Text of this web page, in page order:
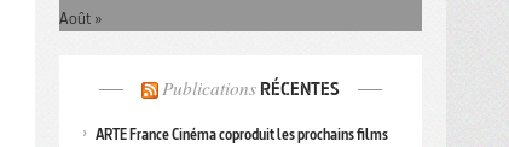
Août »
Publications RÉCENTES
ARTE France Cinéma coproduit les prochains films